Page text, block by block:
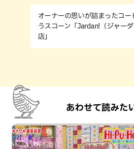
オーナーの思いが詰まったコー
うスコーン「Jardan!（ジャー
店」
あわせて読みた